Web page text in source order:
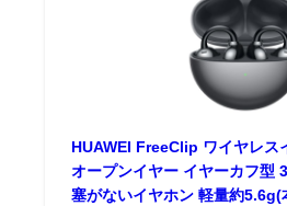
HUAWEI FreeClip ワイヤレ
オープンイヤー イヤーカフ型
塞がないイヤホン 軽量約5.6g(